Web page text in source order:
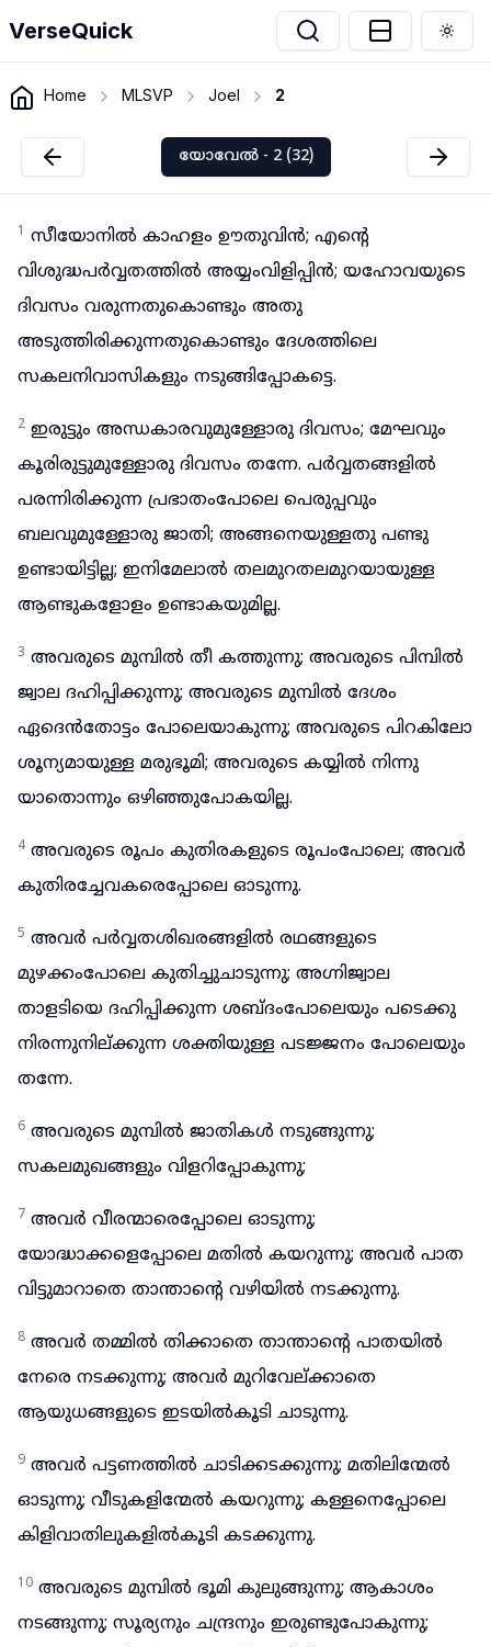
VerseQuick
Home MLSVP Joel 2
യോവേൽ - 2 (32)
1 സീയോനിൽ കാഹളം ഊതുവിൻ; എന്റെ
വിശുദ്ധപർവ്വതത്തിൽ അയ്യംവിളിപ്പിൻ; യഹോവയുടെ
ദിവസം വരുന്നതുകൊണ്ടും അതു
അടുത്തിരിക്കുന്നതുകൊണ്ടും ദേശത്തിലെ
സകലനിവാസികളും നടുങ്ങിപ്പോകട്ടെ.
2 ഇരുട്ടും അന്ധകാരവുമുള്ളോരു ദിവസം; മേഘവും
കൂരിരുട്ടുമുള്ളോരു ദിവസം തന്നേ. പർവ്വതങ്ങളിൽ
പരന്നിരിക്കുന്ന പ്രഭാതംപോലെ പെരുപ്പവും
ബലവുമുള്ളോരു ജാതി; അങ്ങനെയുള്ളതു പണ്ടു
ഉണ്ടായിട്ടില്ല; ഇനിമേലാൽ തലമുറതലമുറയായുള്ള
ആണ്ടുകളോളം ഉണ്ടാകയുമില്ല.
3 അവരുടെ മുമ്പിൽ തീ കത്തുന്നു; അവരുടെ പിമ്പിൽ
ജ്വാല ദഹിപ്പിക്കുന്നു; അവരുടെ മുമ്പിൽ ദേശം
ഏദെൻതോട്ടം പോലെയാകുന്നു; അവരുടെ പിറകിലോ
ശൂന്യമായുള്ള മരുഭൂമി; അവരുടെ കയ്യിൽ നിന്നു
യാതൊന്നും ഒഴിഞ്ഞുപോകയില്ല.
4 അവരുടെ രൂപം കുതിരകളുടെ രൂപംപോലെ; അവർ
കുതിരച്ചേവകരെപ്പോലെ ഓടുന്നു.
5 അവർ പർവ്വതശിഖരങ്ങളിൽ രഥങ്ങളുടെ
മുഴക്കംപോലെ കുതിച്ചുചാടുന്നു; അഗ്നിജ്വാല
താളടിയെ ദഹിപ്പിക്കുന്ന ശബ്ദംപോലെയും പടെക്കു
നിരന്നുനില്ക്കുന്ന ശക്തിയുള്ള പടജ്ജനം പോലെയും
തന്നേ.
6 അവരുടെ മുമ്പിൽ ജാതികൾ നടുങ്ങുന്നു;
സകലമുഖങ്ങളും വിളറിപ്പോകുന്നു;
7 അവർ വീരന്മാരെപ്പോലെ ഓടുന്നു;
യോദ്ധാക്കളെപ്പോലെ മതിൽ കയറുന്നു; അവർ പാത
വിട്ടുമാറാതെ താന്താന്റെ വഴിയിൽ നടക്കുന്നു.
8 അവർ തമ്മിൽ തിക്കാതെ താന്താന്റെ പാതയിൽ
നേരെ നടക്കുന്നു; അവർ മുറിവേല്ക്കാതെ
ആയുധങ്ങളുടെ ഇടയിൽകൂടി ചാടുന്നു.
9 അവർ പട്ടണത്തിൽ ചാടിക്കടക്കുന്നു; മതിലിന്മേൽ
ഓടുന്നു; വീടുകളിന്മേൽ കയറുന്നു; കള്ളനെപ്പോലെ
കിളിവാതിലുകളിൽകൂടി കടക്കുന്നു.
10 അവരുടെ മുമ്പിൽ ഭൂമി കുലുങ്ങുന്നു; ആകാശം
നടങ്ങുന്നു; സൂര്യനും ചന്ദ്രനും ഇരുണ്ടുപോകുന്നു;